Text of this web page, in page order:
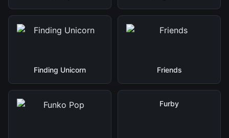
Finding Unicorn Friends
Furby